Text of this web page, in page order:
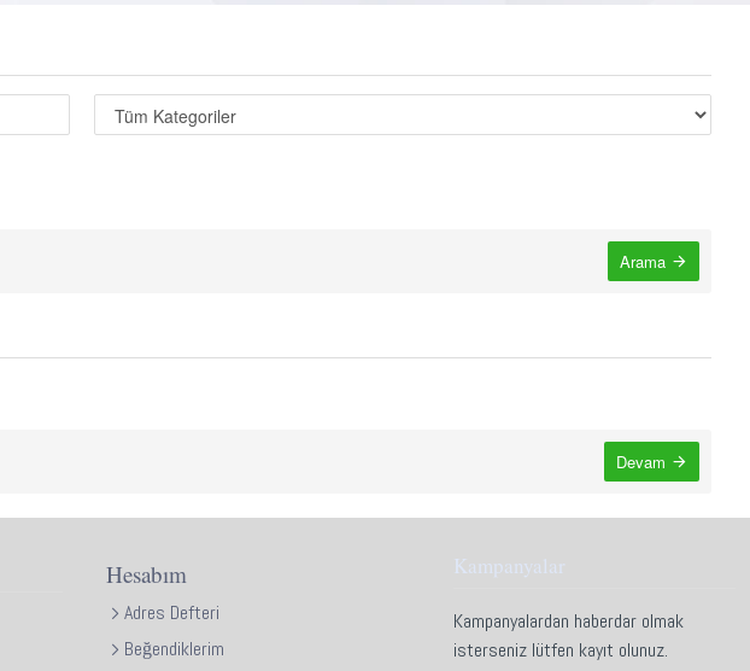
Arama
Devam
Hesabım
Adres Defteri
Beğendiklerim
Kampanyalar
Kampanyalardan haberdar olmak
isterseniz lütfen kayıt olunuz.